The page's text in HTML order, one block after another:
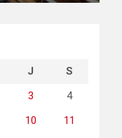
J
S
3
4
10
11